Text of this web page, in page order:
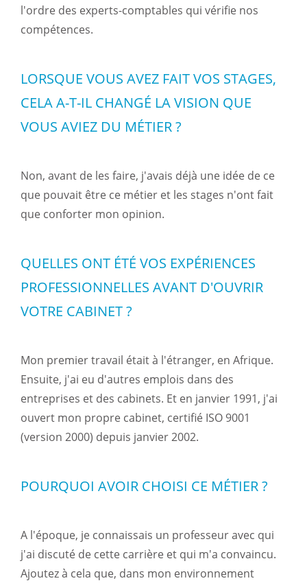
l'ordre des experts-comptables qui vérifie nos
compétences.
LORSQUE VOUS AVEZ FAIT VOS STAGES,
CELA A-T-IL CHANGÉ LA VISION QUE
VOUS AVIEZ DU MÉTIER ?
Non, avant de les faire, j'avais déjà une idée de ce
que pouvait être ce métier et les stages n'ont fait
que conforter mon opinion.
QUELLES ONT ÉTÉ VOS EXPÉRIENCES
PROFESSIONNELLES AVANT D'OUVRIR
VOTRE CABINET ?
Mon premier travail était à l'étranger, en Afrique.
Ensuite, j'ai eu d'autres emplois dans des
entreprises et des cabinets. Et en janvier 1991, j'ai
ouvert mon propre cabinet, certifié ISO 9001
(version 2000) depuis janvier 2002.
POURQUOI AVOIR CHOISI CE MÉTIER ?
A l'époque, je connaissais un professeur avec qui
j'ai discuté de cette carrière et qui m'a convaincu.
Ajoutez à cela que, dans mon environnement